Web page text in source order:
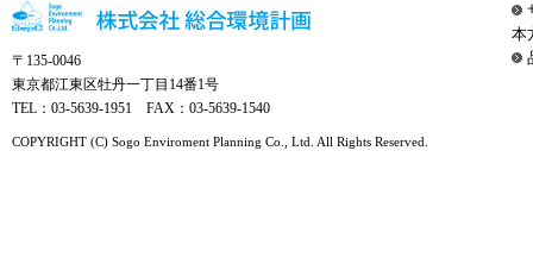
〒135-0046
東京都江東区牡丹一丁目14番1号
TEL：03-5639-1951 FAX：03-5639-1540
COPYRIGHT (C) Sogo Enviroment Planning Co., Ltd. All Rights Reserved.
本